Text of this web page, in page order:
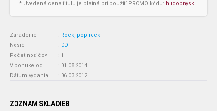
* Uvedená cena titulu je platná pri použití PROMO kódu: hudobnysk
Zaradenie : Rock, pop rock
Nosič
: CD
Počet nosičov
: 1
V ponuke od
: 01.08.2014
Dátum vydania
: 06.03.2012
ZOZNAM SKLADIEB